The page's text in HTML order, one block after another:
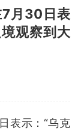
7月30日表
观察到大
表示：“乌克